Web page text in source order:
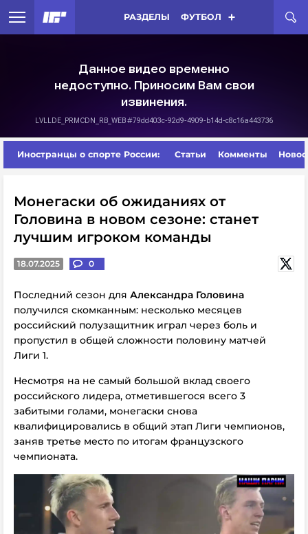
РАЗДЕЛЫ ФУТБОЛ
Иностранцы о спорте России: Статьи Комменты
Монегаски об ожиданиях от
Головина в новом сезоне: станет
лучшим игроком команды
18.07.2025 0
Последний сезон для Александра Головина
получился скомканным: несколько месяцев
российский полузащитник играл через боль и
пропустил в общей сложности половину матчей
Лиги 1.
Несмотря на не самый большой вклад своего
российского лидера, отметившегося всего 3
забитыми голами, монегаски снова
квалифицировались в общий этап Лиги чемпионов,
заняв третье место по итогам французского
чемпионата.